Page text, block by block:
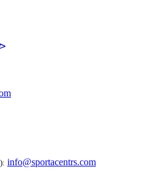
info@sportacentrs.com